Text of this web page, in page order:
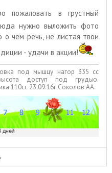
пожаловать в грустный
нужно выложить фото
о чем речь, не листая твои
- удачи в акции!
под мышцу нагор 335 сс
доступ под грудью.
110сс 23.09.16г Соколов АА.